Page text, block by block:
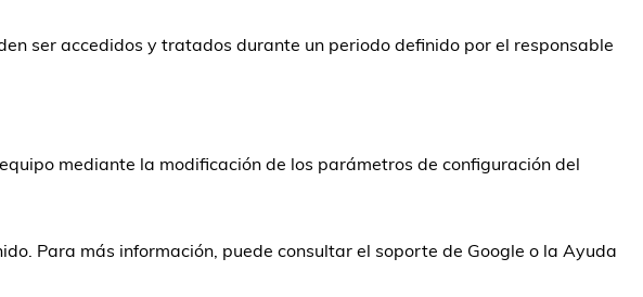
ser accedidos y tratados durante un periodo definido por el responsable
mediante la modificación de los parámetros de configuración del
Para más información, puede consultar el soporte de Google o la Ayuda